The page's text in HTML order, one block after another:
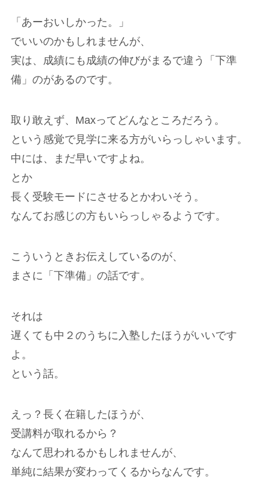
「あーおいしかった。」
でいいのかもしれませんが、
実は、成績にも成績の伸びがまるで違う「下準
備」のがあるのです。
取り敢えず、Maxってどんなところだろう。
という感覚で見学に来る方がいらっしゃいます。
中には、まだ早いですよね。
とか
長く受験モードにさせるとかわいそう。
なんてお感じの方もいらっしゃるようです。
こういうときお伝えしているのが、
まさに「下準備」の話です。
それは
遅くても中２のうちに入塾したほうがいいです
よ。
という話。
えっ？長く在籍したほうが、
受講料が取れるから？
なんて思われるかもしれませんが、
単純に結果が変わってくるからなんです。